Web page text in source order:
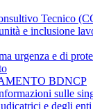
Tecnico
e inclusione
urgenza e di
BDNCP
sulle
e degli